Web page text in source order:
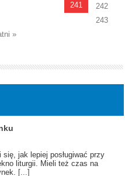
241
242
243
»
jak lepiej posługiwać przy
liturgii. Mieli też czas na
[...]